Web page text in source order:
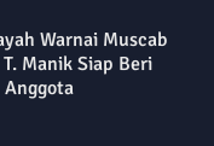
Warnai Muscab
Manik Siap Beri